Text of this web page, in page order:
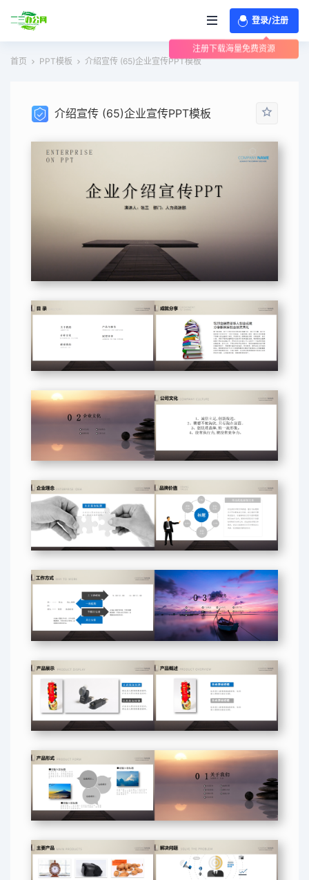
登录/注册
注册下载海量免费资源
首页 PPT模板 介绍宣传 (65)企业宣传PPT模板
介绍宣传 (65)企业宣传PPT模板